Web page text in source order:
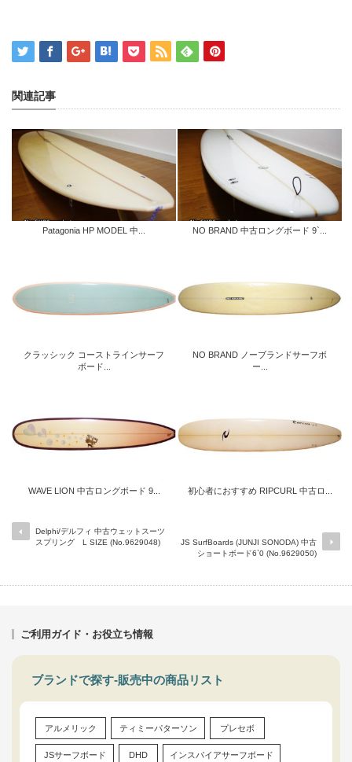
関連記事
Patagonia HP MODEL 中... NO BRAND 中古ロングボード 9`...
クラッシック コーストラインサーフ
ボード...
NO BRAND ノーブランドサーフボ
ー...
WAVE LION 中古ロングボード 9... 初心者におすすめ RIPCURL 中古ロ...
Delphi/デルフィ 中古ウェットスーツ
スプリング L SIZE (No.9629048)
JS SurfBoards (JUNJI SONODA) 中古
ショートボード6`0 (No.9629050)
ご利用ガイド・お役立ち情報
ブランドで探す-販売中の商品リスト
アルメリック ティミーパターソン プレセボ
JSサーフボード DHD インスパイアサーフボード